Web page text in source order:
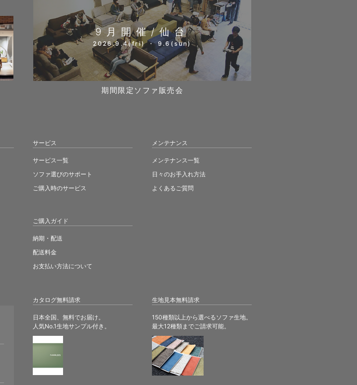
カタログ無料請求
日本全国、無料でお届け。
人気No.1生地サンプル付き。
生地見本無料請求
150種類以上から選べるソファ生地。
最大12種類までご請求可能。
9月開催/仙台
2026.9.4(fri) ・ 9.6(sun)
期間限定ソファ販売会
サービス
サービス一覧
ソファ選びのサポート
ご購入時のサービス
ご購入ガイド
納期・配送
配送料金
お支払い方法について
メンテナンス
メンテナンス一覧
日々のお手入れ方法
よくあるご質問